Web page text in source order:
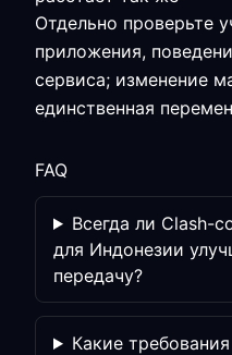
Отдельно проверьте
приложения,
сервиса; изменение
единственная
FAQ
Всегда ли Clash-
для Индонезии
передачу?
Какие